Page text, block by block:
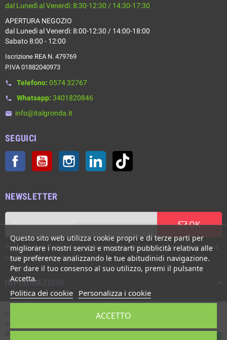
dal Lunedì al Venerdì: 8:30-12:30 / 14:30-17:30
APERTURA NEGOZIO
dal Lunedì al Venerdì: 8:00-12:30 / 14:00-18:00
Sabato 8:00 - 12:00
Iscrizione REA N. 479769
P.IVA 01882040973
phone Telefono: 0574 32767
phone Whatsapp: 3401820846
email info@italgronda.it
SEGUICI
Facebook YouTube Instagram LinkedIn
NEWSLETTER
OK
Puoi annullare l'iscrizione in ogni momento. A questo scopo, cerca le info di
contatto nelle note legali.
INFORMAZIONI
Questo sito web utilizza cookie propri e di terze parti per
migliorare i nostri servizi e mostrarti pubblicità relativa alle
tue preferenze analizzando le tue abitudinidi navigazione.
Per dare il tuo consenso al suo utilizzo, premi il pulsante
Accetta.
Politica dei cookie Personalizza i cookie
ACCETTO
Copyright © Italgronda s.r.l. 2002/2026. Tutti i diritti sono riservati. E'